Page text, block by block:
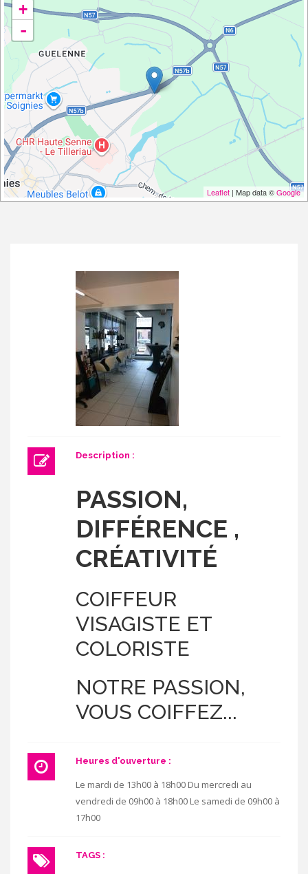
+
-
Leaflet | Map data ©Google
Description :
PASSION,
DIFFÉRENCE ,
CRÉATIVITÉ
COIFFEUR
VISAGISTE ET
COLORISTE
NOTRE PASSION,
VOUS COIFFEZ...
Heures d'ouverture :
Le mardi de 13h00 à 18h00 Du mercredi au
vendredi de 09h00 à 18h00 Le samedi de 09h00 à
17h00
TAGS :